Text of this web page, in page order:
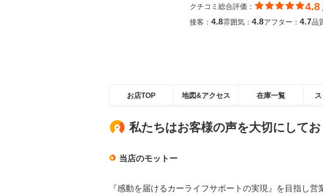
クチコミ総合評価： 4.8
接客： 4.8雰囲気： 4.8アフター： 4.7品
お店TOP 地図&アクセス 在庫一覧
私たちはお客様の声を大切にして
当店のモットー
『感動を届けるカーライフサポートの実現』を目指し